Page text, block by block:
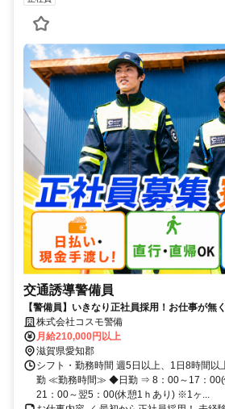
交通誘導警備員
【警備員】いきなり正社員採用！お仕事が
は幹部候補も目指せる◎即日採用実施中！
株式会社コスモ警備
月給210,000円以上
滋賀県愛知郡
シフト・勤務時間 週5日以上、1日8時間以
勤 ≪勤務時間≫ ◆日勤 ⇒ 8：00～17：
21：00～翌5：00(休憩1ｈあり) ※1ヶ...